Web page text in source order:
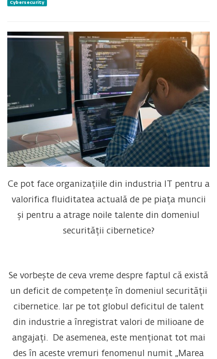
Cybersecurity
Ce pot face organizațiile din industria IT pentru a
valorifica fluiditatea actuală de pe piața muncii
și pentru a atrage noile talente din domeniul
securității cibernetice?
Se vorbește de ceva vreme despre faptul că există
un deficit de competențe în domeniul securității
cibernetice. Iar pe tot globul deficitul de talent
din industrie a înregistrat valori de milioane de
angajați. De asemenea, este menționat tot mai
des în aceste vremuri fenomenul numit „Marea